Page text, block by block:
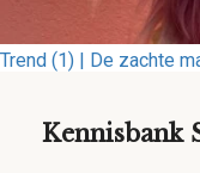
Trend (1) | De zachte
Kennisbank